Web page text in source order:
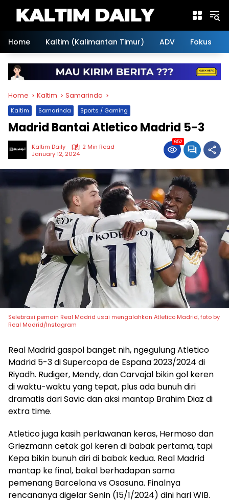
Home
Kaltim (Kalimantan Timur) ADV Fokus
Home Kaltim Samarinda
Kaltim Samarinda Sports / Gaming
Madrid Bantai Atletico Madrid 5-3
Kaltim Daily
2 Min Read
January 12, 2024
652
Selebrasi pemain Real Madrid usai mengalahkan Atletico Madrid, foto by
Real Madrid/Instagram
Real Madrid gaspol banget nih, ngegulung Atletico
Madrid 5-3 di Supercopa de Espana 2023/2024 di
Riyadh. Rudiger, Mendy, dan Carvajal bikin gol keren
di waktu-waktu yang tepat, plus ada bunuh diri
dramatis dari Savic dan aksi mantap Brahim Diaz di
extra time.
Atletico juga kasih perlawanan keras, Hermoso dan
Griezmann cetak gol keren di babak pertama, tapi
Kepa bikin bunuh diri di babak kedua. Real Madrid
mantap ke final, bakal berhadapan sama
pemenang Barcelona vs Osasuna. Finalnya
rencananya digelar Senin (15/1/2024) dini hari WIB.